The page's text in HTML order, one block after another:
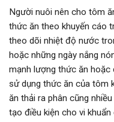
Người nuôi nên cho tôm
thức ăn theo khuyến cáo
theo dõi nhiệt độ nước
hoặc những ngày nắng
mạnh lượng thức ăn hoặc
sử dụng thức ăn của tôm
ăn thải ra phân cũng
tạo điều kiện cho vi khuẩn